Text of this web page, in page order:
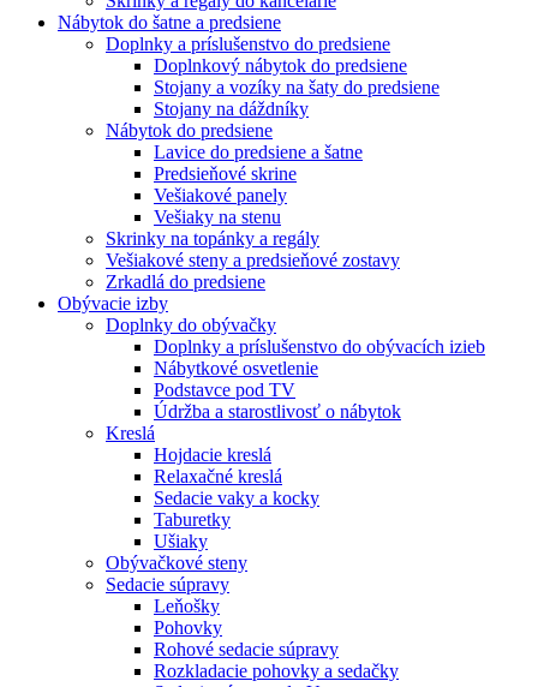
Nábytok do šatne a predsiene
Doplnky a príslušenstvo do predsiene
Doplnkový nábytok do predsiene
Stojany a vozíky na šaty do predsiene
Stojany na dáždníky
Nábytok do predsiene
Lavice do predsiene a šatne
Predsieňové skrine
Vešiakové panely
Vešiaky na stenu
Skrinky na topánky a regály
Vešiakové steny a predsieňové zostavy
Zrkadlá do predsiene
Obývacie izby
Doplnky do obývačky
Doplnky a príslušenstvo do obývacích izieb
Nábytkové osvetlenie
Podstavce pod TV
Údržba a starostlivosť o nábytok
Kreslá
Hojdacie kreslá
Relaxačné kreslá
Sedacie vaky a kocky
Taburetky
Ušiaky
Obývačkové steny
Sedacie súpravy
Leňošky
Pohovky
Rohové sedacie súpravy
Rozkladacie pohovky a sedačky